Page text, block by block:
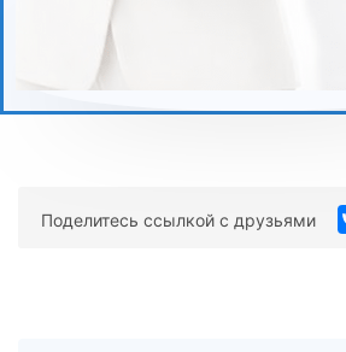
Поделитесь ссылкой с друзьями